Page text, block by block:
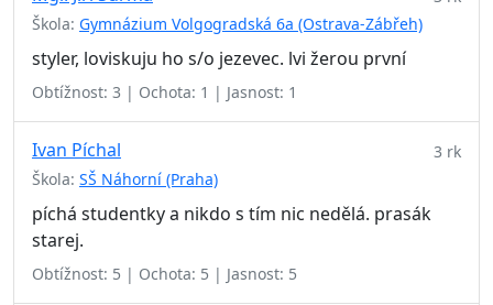
Škola: Gymnázium Volgogradská 6a (Ostrava-Zábřeh)
styler, loviskuju ho s/o jezevec. lvi žerou první
Obtížnost: 3 | Ochota: 1 | Jasnost: 1
Ivan Píchal
Škola: SŠ Náhorní (Praha)
3 rk
píchá studentky a nikdo s tím nic nedělá. prasák
starej.
Obtížnost: 5 | Ochota: 5 | Jasnost: 5